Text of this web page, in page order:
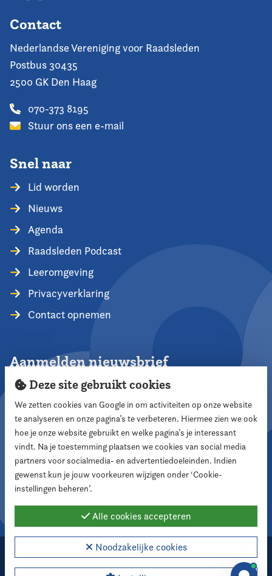
Contact
Nederlandse Vereniging voor Raadsleden
Postbus 30435
2500 GK Den Haag
070-373 8195
Stuur ons een e-mail
Snel naar
Lid worden
Nieuws
Agenda
Raadsleden Podcast
Leeromgeving
Privacyverklaring
Contact opnemen
Aanmelden nieuwsbrief
Aanmelden
Volg ons
2026 Nederlandse Vereniging voor Raadsleden
Deze site gebruikt cookies
We zetten cookies van Google in om activiteiten op onze website
te analyseren en onze pagina’s te verbeteren. Hiermee zien we ook
hoe je onze website gebruikt en welke pagina’s je interessant
vindt. Na je toestemming plaatsen we cookies van social media
partners voor socialmedia- en advertentiedoeleinden. Indien
gewenst kun je jouw voorkeuren wijzigen onder ‘Cookie-
instellingen beheren’.
Alle cookies accepteren
Noodzakelijke cookies